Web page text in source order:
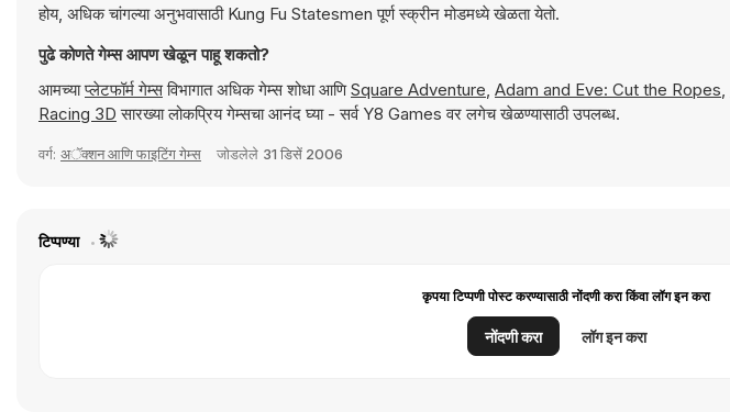
होय, अधिक चांगल्या अनुभवासाठी Kung Fu Statesmen पूर्ण स्क्रीन मोडमध्ये खेळता येतो.
पुढे कोणते गेम्स आपण खेळून पाहू शकतो?
आमच्याप्लेटफॉर्म गेम्सविभागात अधिक गेम्स शोधा आणिSquare Adventure, Adam and Eve: Cut the Ropes,
Racing 3D सारख्या लोकप्रिय गेम्सचा आनंद घ्या - सर्व Y8 Games वर लगेच खेळण्यासाठी उपलब्ध.
वर्ग: अॅक्शन आणि फाइटिंग गेम्स जोडलेले 31 डिसें 2006
टिप्पण्या
कृपया टिप्पणी पोस्ट करण्यासाठी नोंदणी करा किंवा लॉग इन करा
नोंदणी करा लॉग इन करा